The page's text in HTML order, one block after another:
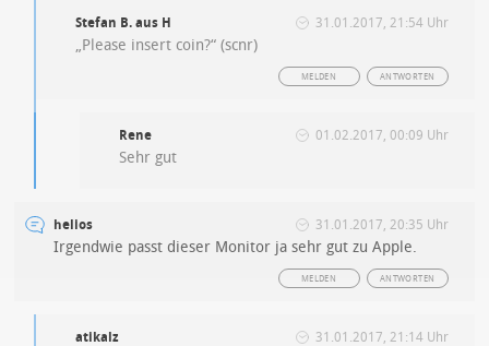
Stefan B. aus H 31.01.2017, 21:54 Uhr
„Please insert coin?“ (scnr)
ANTWORTEN
MELDEN
Rene 01.02.2017, 00:09 Uhr
Sehr gut
helios 31.01.2017, 20:35 Uhr
Irgendwie passt dieser Monitor ja sehr gut zu Apple.
ANTWORTEN
MELDEN
atikalz 31.01.2017, 21:14 Uhr